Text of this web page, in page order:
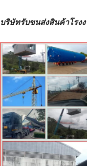
บริษัทรับขนส่งสินค้าโรง